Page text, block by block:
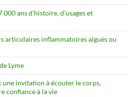
ans d’histoire, d’usages et
articulaires inflammatoires aiguës ou
Lyme
une invitation à écouter le corps,
confiance à la vie